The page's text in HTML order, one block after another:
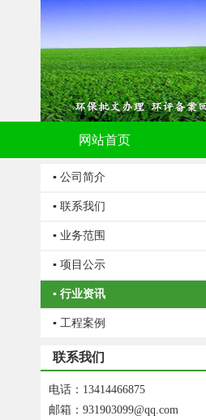
网站首页
▪ 公司简介
▪ 联系我们
▪ 业务范围
▪ 项目公示
▪ 行业资讯
▪ 工程案例
联系我们
电话：13414466875
邮箱：931903099@qq.com